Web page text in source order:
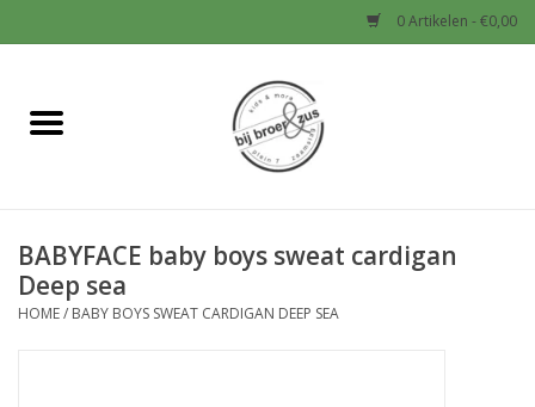
0 Artikelen - €0,00
Home
Baby
Jongens
BABYFACE baby boys sweat cardigan
Deep sea
HOME/ BABY BOYS SWEAT CARDIGAN DEEP SEA